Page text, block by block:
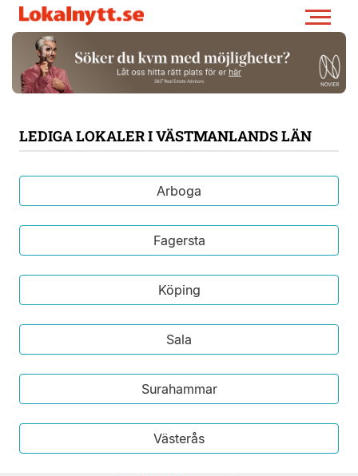
LEDIGA LOKALER I VÄSTMANLANDS LÄN
Arboga
Fagersta
Köping
Sala
Surahammar
Västerås